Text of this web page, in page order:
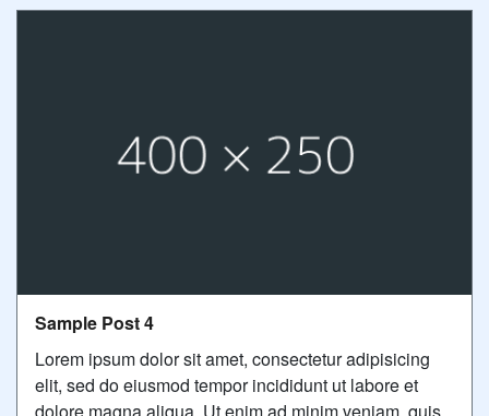
Sample Post 4
Lorem ipsum dolor sit amet, consectetur adipisicing
elit, sed do eiusmod tempor incididunt ut labore et